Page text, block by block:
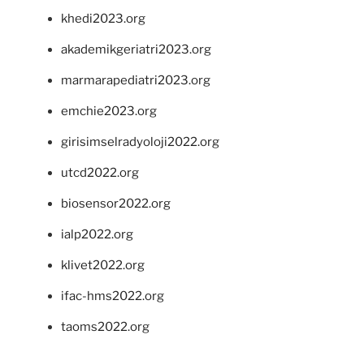
khedi2023.org
akademikgeriatri2023.org
marmarapediatri2023.org
emchie2023.org
girisimselradyoloji2022.org
utcd2022.org
biosensor2022.org
ialp2022.org
klivet2022.org
ifac-hms2022.org
taoms2022.org